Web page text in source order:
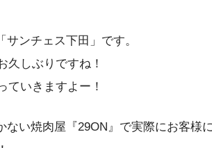
ンチェス下田」です。
久しぶりですね！
ていきますよー！
い焼肉屋『29ON』で実際にお客様